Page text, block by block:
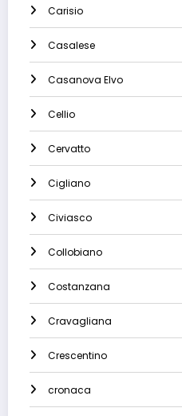
Carisio
Casalese
Casanova Elvo
Cellio
Cervatto
Cigliano
Civiasco
Collobiano
Costanzana
Cravagliana
Crescentino
cronaca